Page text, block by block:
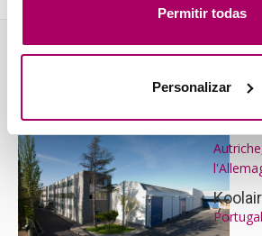
tu navegación. Para más más
nuestraPolítica de Cookies.
Permitir todas
Personalizar
Portugal